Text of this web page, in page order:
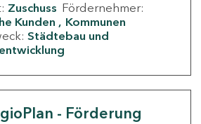
Zuschuss Fördernehmer:
Kunden
Kommunen
Städtebau und
- Förderung